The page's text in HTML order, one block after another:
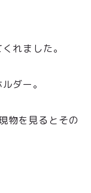
れました。
ダー。
物を見るとその